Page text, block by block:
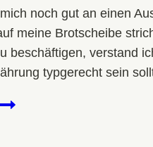
noch gut an einen
meine Brotscheibe
beschäftigen, verstand
typgerecht sein